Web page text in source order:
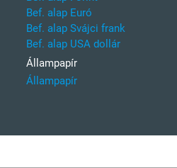
Bef. alap Euró
Bef. alap Svájci frank
Bef. alap USA dollár
Állampapír
Állampapír